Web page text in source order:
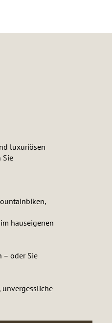
luxuriösen
Sie
hauseigenen
– oder Sie